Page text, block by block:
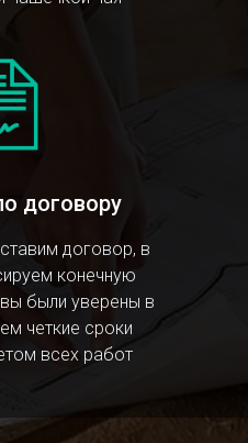
договору
договор, в
конечную
были уверены в
четкие сроки
всех работ